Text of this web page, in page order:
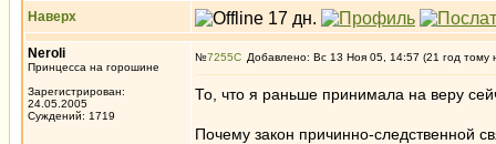
Наверх
Neroli
Принцесса на горошине
Зарегистрирован:
24.05.2005
Суждений: 1719
№7255 Добавлено: Вс 13 Ноя 05, 14:57 (21 год тому
То, что я раньше принимала на веру
Почему закон причинно-следственной